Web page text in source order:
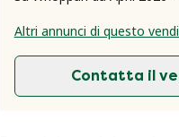
Altri annunci di questo
Contatta il